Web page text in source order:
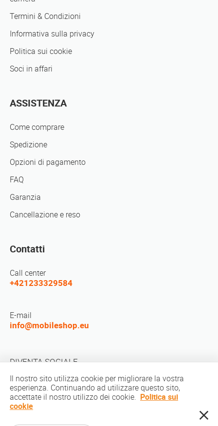
Termini & Condizioni
Informativa sulla privacy
Politica sui cookie
Soci in affari
ASSISTENZA
Come comprare
Spedizione
Opzioni di pagamento
FAQ
Garanzia
Cancellazione e reso
Contatti
Call center
+421233329584
E-mail
info@mobileshop.eu
DIVENTA SOCIALE
Il nostro sito utilizza cookie per migliorare la vostra
esperienza. Continuando ad utilizzare questo sito,
accettate il nostro utilizzo dei cookie. Politica sui
cookie